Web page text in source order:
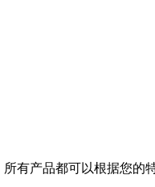
有产品都可以根据您的